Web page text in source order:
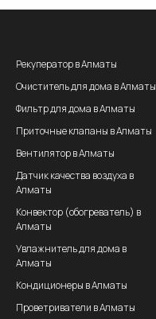
Рекуператор в Алматы
Очиститель для дома в Алматы
Фильтр для дома в Алматы
Приточные клапаны в Алматы
Вентилятор в Алматы
Датчик качества воздуха в
Алматы
Конвектор (обогреватель) в
Алматы
Увлажнитель для дома в
Алматы
Кондиционеры в Алматы
Проветриватели в Алматы